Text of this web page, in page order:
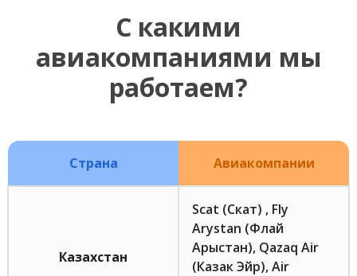
С какими
авиакомпаниями мы
работаем?
Страна Авиакомпании
Казахстан
Scat (Скат) , Fly
Arystan (Флай
Арыстан), Qazaq Air
(Казак Эйр), Air